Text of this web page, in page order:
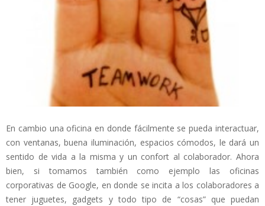
En cambio una oficina en donde fácilmente se pueda interactuar,
con ventanas, buena iluminación, espacios cómodos, le dará un
sentido de vida a la misma y un confort al colaborador. Ahora
bien, si tomamos también como ejemplo las oficinas
corporativas de Google, en donde se incita a los colaboradores a
tener juguetes, gadgets y todo tipo de “cosas” que puedan